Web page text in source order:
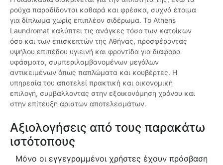
ρούχα παραδίδονται καθαρά και φρέσκα, συχνά έτοιμα
για δίπλωμα χωρίς επιπλέον σιδέρωμα. Το Athens
Laundromat καλύπτει τις ανάγκες τόσο των κατοίκων
όσο και των επισκεπτών της Αθήνας, προσφέροντας
υψήλου επιπέδου υγιεινή και φροντίδα για διάφορα
υφάσματα, συμπεριλαμβανομένων μεγάλων
αντικειμένων όπως παπλώματα και κουβέρτες. Η
υπηρεσία του αποτελεί πρακτική και οικονομική
επιλογή, συμβάλλοντας στην εξοικονόμηση χρόνου και
στην επίτευξη άριστων αποτελεσμάτων.
Αξιολογήσεις από τους παρακάτω
ιστότοπους
Μόνο οι εγγεγραμμένοι χρήστες έχουν πρόσβαση